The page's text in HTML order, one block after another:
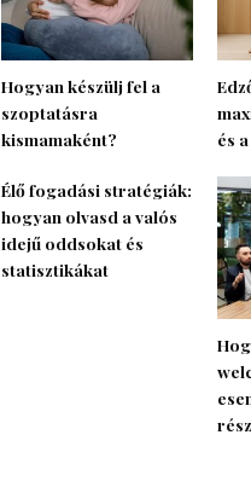
Hogyan készülj fel a
szoptatásra
kismamaként?
és
Élő fogadási stratégiák:
hogyan olvasd a valós
idejű oddsokat és
statisztikákat